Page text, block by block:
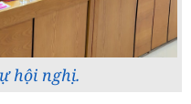
hội nghị.